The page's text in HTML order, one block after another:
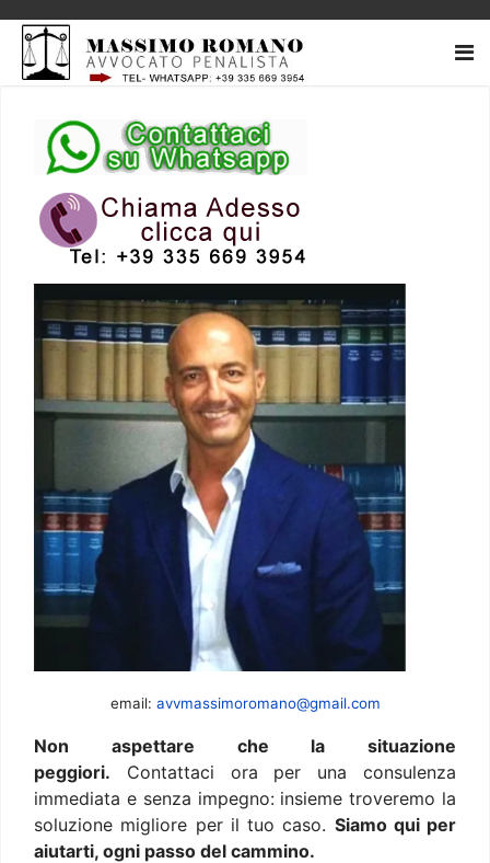
email: avvmassimoromano@gmail.com
Non aspettare che la situazione
peggiori. Contattaci ora per una consulenza
immediata e senza impegno: insieme troveremo la
soluzione migliore per il tuo caso. Siamo qui per
aiutarti, ogni passo del cammino.